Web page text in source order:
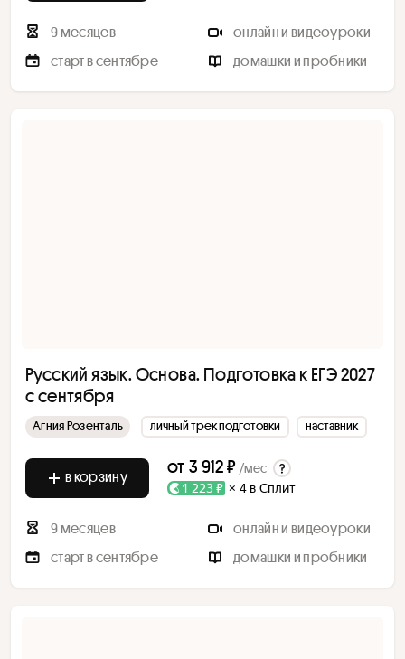
9 месяцев
онлайн и видеоуроки
старт в сентябре
домашки и пробники
Русский язык. Основа. Подготовка к ЕГЭ 2027
с сентября
Агния Розенталь личный трек подготовки наставник
в корзину от 3 912 ₽ /мес
1 223 ₽ × 4 в Сплит
9 месяцев
онлайн и видеоуроки
старт в сентябре
домашки и пробники